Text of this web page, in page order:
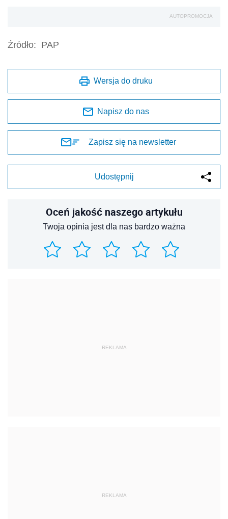
AUTOPROMOCJA
Źródło: PAP
Wersja do druku
Napisz do nas
Zapisz się na newsletter
Udostępnij
Oceń jakość naszego artykułu
Twoja opinia jest dla nas bardzo ważna
REKLAMA
REKLAMA